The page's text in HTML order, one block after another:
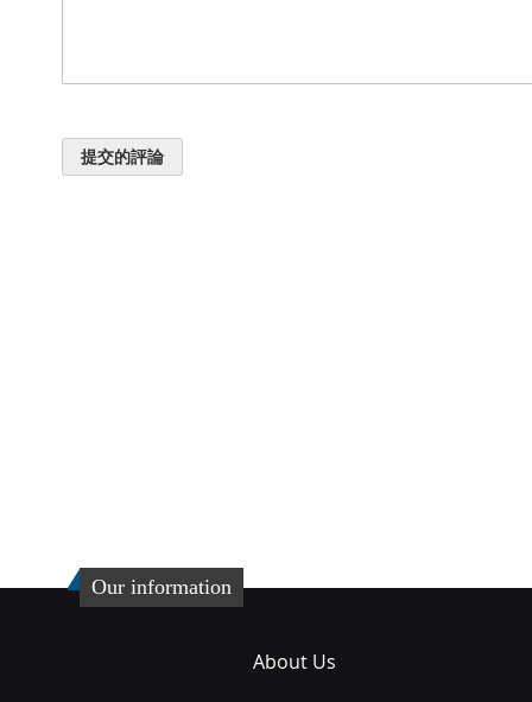
提交的評論
Our information
About Us